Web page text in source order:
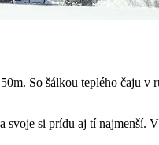
So šálkou teplého
si prídu aj tí